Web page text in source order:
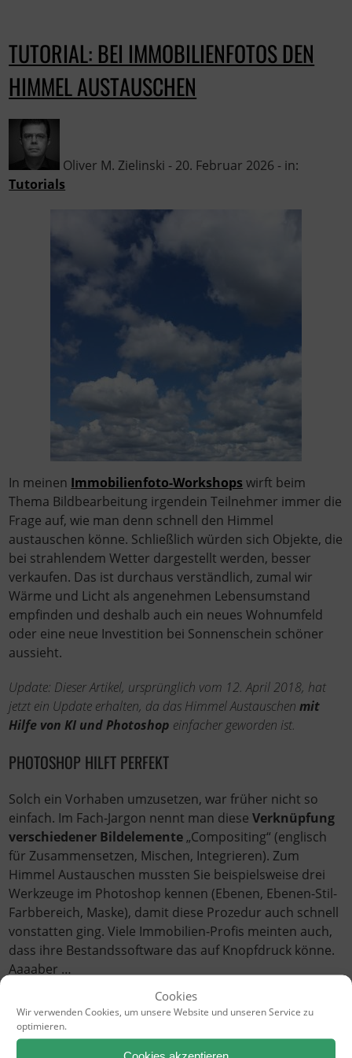
Cookies
Wir verwenden Cookies, um unsere Website und unseren Service zu
optimieren.
TUTORIAL: BEI IMMOBILIENFOTOS DEN
HIMMEL AUSTAUSCHEN
Oliver M. Zielinski - 20. Februar 2026 - in:
Tutorials
In meinen Immobilienfoto-Workshops wirft beim
Thema Bildbearbeitung irgendein Teilnehmer immer die
Frage auf, wie man denn schnell den Himmel
austauschen könne. Schließlich würden sich Objekte, die
bei strahlendem Wetter dargestellt werden, besser
verkaufen. Das ist durchaus verständlich, zumal wir
Wärme und Licht als angenehmen Lebensumstand
empfinden und deshalb auch ein neues Wohnumfeld
oder eine neue Investition bei Sonnenschein schöner
aussieht.
Update: Dieser Artikel, ursprünglich vom 12. April 2018, hat
jetzt ein Update erhalten, da das Himmel Austauschenmit
Hilfe von KI und Photoshop einfacher geworden ist.
PHOTOSHOP HILFT PERFEKT
Solch ein Vorhaben umzusetzen, war früher nicht so
einfach. Im Fach-Jargon nennt man dieseVerknüpfung
verschiedener Bildelemente „Compositing“ (englisch
für Zusammensetzen, Mischen, Integrieren). Zum
Himmel Austauschen mussten Sie beispielsweise drei
Werkzeuge im Photoshop kennen (Ebenen, Ebenen-Stil-
Farbbereich, Maske), damit diese Prozedur auch schnell
vonstatten ging. Viele Immobilien-Profis meinten auch,
dass ihre Bestandssoftware das auf Knopfdruck könne.
Aaaaber …